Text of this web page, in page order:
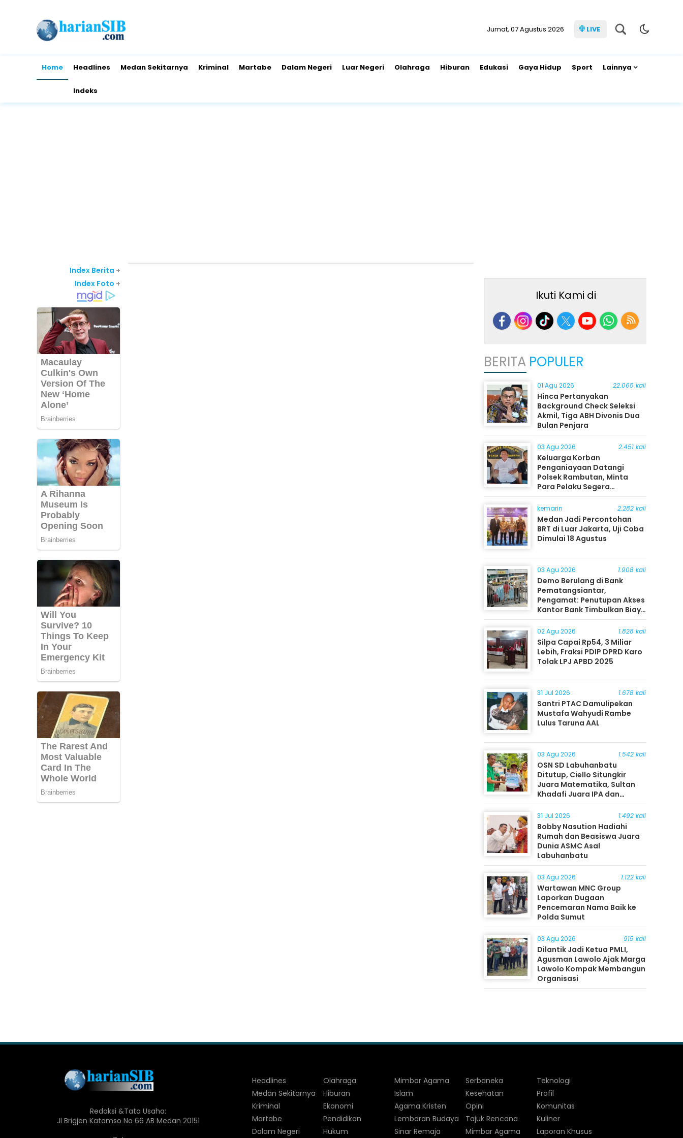
Jumat, 07 Agustus 2026 LIVE
Home Headlines Medan Sekitarnya Kriminal Martabe Dalam Negeri Luar Negeri Olahraga Hiburan Edukasi Gaya Hidup Sport Lainnya
Indeks
Index Berita +
Index Foto +
Ikuti Kami di
BERITA POPULER
01 Agu 2026 22.065 kali
Hinca Pertanyakan
Background Check Seleksi
Akmil, Tiga ABH Divonis Dua
Bulan Penjara
03 Agu 2026 2.451 kali
Keluarga Korban
Penganiayaan Datangi
Polsek Rambutan, Minta
Para Pelaku Segera
Ditangkap
kemarin 2.282 kali
Medan Jadi Percontohan
BRT di Luar Jakarta, Uji Coba
Dimulai 18 Agustus
03 Agu 2026 1.908 kali
Demo Berulang di Bank
Pematangsiantar,
Pengamat: Penutupan Akses
Kantor Bank Timbulkan Biaya
Ekonomi bagi Masyarakat
02 Agu 2026 1.828 kali
Silpa Capai Rp54, 3 Miliar
Lebih, Fraksi PDIP DPRD Karo
Tolak LPJ APBD 2025
31 Jul 2026 1.678 kali
Santri PTAC Damulipekan
Mustafa Wahyudi Rambe
Lulus Taruna AAL
03 Agu 2026 1.542 kali
OSN SD Labuhanbatu
Ditutup, Ciello Situngkir
Juara Matematika, Sultan
Khadafi Juara IPA dan
Timothy Rangkuti Juara IPS
31 Jul 2026 1.492 kali
Bobby Nasution Hadiahi
Rumah dan Beasiswa Juara
Dunia ASMC Asal
Labuhanbatu
03 Agu 2026 1.122 kali
Wartawan MNC Group
Laporkan Dugaan
Pencemaran Nama Baik ke
Polda Sumut
03 Agu 2026 915 kali
Dilantik Jadi Ketua PMLI,
Agusman Lawolo Ajak Marga
Lawolo Kompak Membangun
Organisasi
Redaksi &Tata Usaha:
Jl Brigjen Katamso No 66 AB Medan 20151
Headlines
Medan Sekitarnya
Kriminal
Martabe
Dalam Negeri
Olahraga
Hiburan
Ekonomi
Pendidikan
Hukum
Mimbar Agama
Islam
Agama Kristen
Lembaran Budaya
Sinar Remaja
Serbaneka
Kesehatan
Opini
Tajuk Rencana
Mimbar Agama
Teknologi
Profil
Komunitas
Kuliner
Laporan Khusus